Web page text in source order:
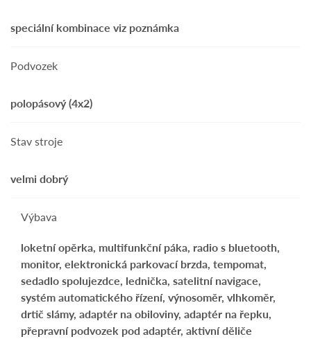
speciální kombinace viz poznámka
Podvozek
polopásový (4x2)
Stav stroje
velmi dobrý
Výbava
loketní opěrka, multifunkční páka, radio s bluetooth,
monitor, elektronická parkovací brzda, tempomat,
sedadlo spolujezdce, lednička, satelitní navigace,
systém automatického řízení, výnosoměr, vlhkoměr,
drtič slámy, adaptér na obiloviny, adaptér na řepku,
přepravní podvozek pod adaptér, aktivní děliče